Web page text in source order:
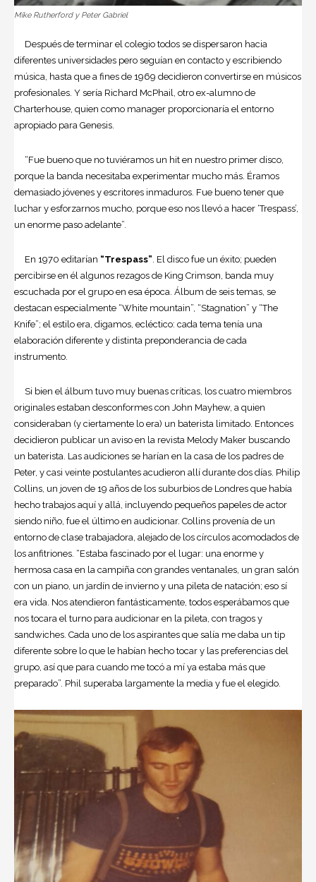
Mike Rutherford y Peter Gabriel
Después de terminar el colegio todos se dispersaron hacia
diferentes universidades pero seguían en contacto y escribiendo
música, hasta que a fines de 1969 decidieron convertirse en músicos
profesionales. Y sería Richard McPhail, otro ex-alumno de
Charterhouse, quien como manager proporcionaría el entorno
apropiado para Genesis.
“Fue bueno que no tuviéramos un hit en nuestro primer disco,
porque la banda necesitaba experimentar mucho más. Éramos
demasiado jóvenes y escritores inmaduros. Fue bueno tener que
luchar y esforzarnos mucho, porque eso nos llevó a hacer ‘Trespass’,
un enorme paso adelante”.
En 1970 editarían “Trespass”. El disco fue un éxito; pueden
percibirse en él algunos rezagos de King Crimson, banda muy
escuchada por el grupo en esa época. Álbum de seis temas, se
destacan especialmente “White mountain”, “Stagnation” y “The
Knife”; el estilo era, digamos, ecléctico: cada tema tenía una
elaboración diferente y distinta preponderancia de cada
instrumento.
Si bien el álbum tuvo muy buenas críticas, los cuatro miembros
originales estaban desconformes con John Mayhew, a quien
consideraban (y ciertamente lo era) un baterista limitado. Entonces
decidieron publicar un aviso en la revista Melody Maker buscando
un baterista. Las audiciones se harían en la casa de los padres de
Peter, y casi veinte postulantes acudieron allí durante dos días. Philip
Collins, un joven de 19 años de los suburbios de Londres que había
hecho trabajos aquí y allá, incluyendo pequeños papeles de actor
siendo niño, fue el último en audicionar. Collins provenía de un
entorno de clase trabajadora, alejado de los círculos acomodados de
los anfitriones. “Estaba fascinado por el lugar: una enorme y
hermosa casa en la campiña con grandes ventanales, un gran salón
con un piano, un jardín de invierno y una pileta de natación; eso sí
era vida. Nos atendieron fantásticamente, todos esperábamos que
nos tocara el turno para audicionar en la pileta, con tragos y
sandwiches. Cada uno de los aspirantes que salía me daba un tip
diferente sobre lo que le habían hecho tocar y las preferencias del
grupo, así que para cuando me tocó a mí ya estaba más que
preparado”. Phil superaba largamente la media y fue el elegido.